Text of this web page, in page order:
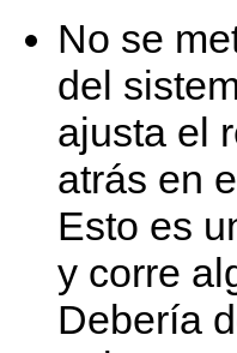
No se
del
ajusta el
atrás en
Esto es
y corre
Debería